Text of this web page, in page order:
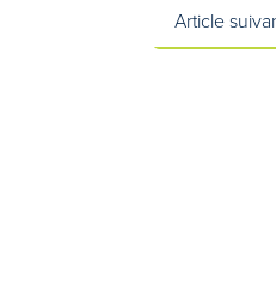
Article